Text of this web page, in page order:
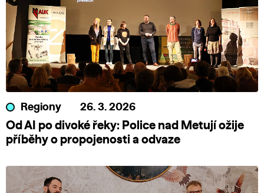
Regiony 26. 3. 2026
Od AI po divoké řeky: Police nad Metují ožije
příběhy o propojenosti a odvaze